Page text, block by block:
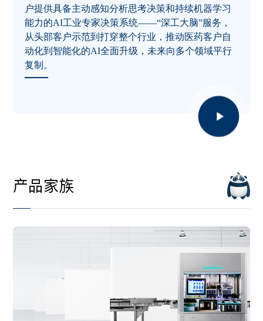
户提供具备主动感知分析思考决策和持续机器学习
能力的AI工业专家决策系统——“深工大脑”服务，
从头部客户示范到打穿整个行业，推动医药客户自
动化到智能化的AI全面升级，未来向多个领域平行
复制。
产品家族